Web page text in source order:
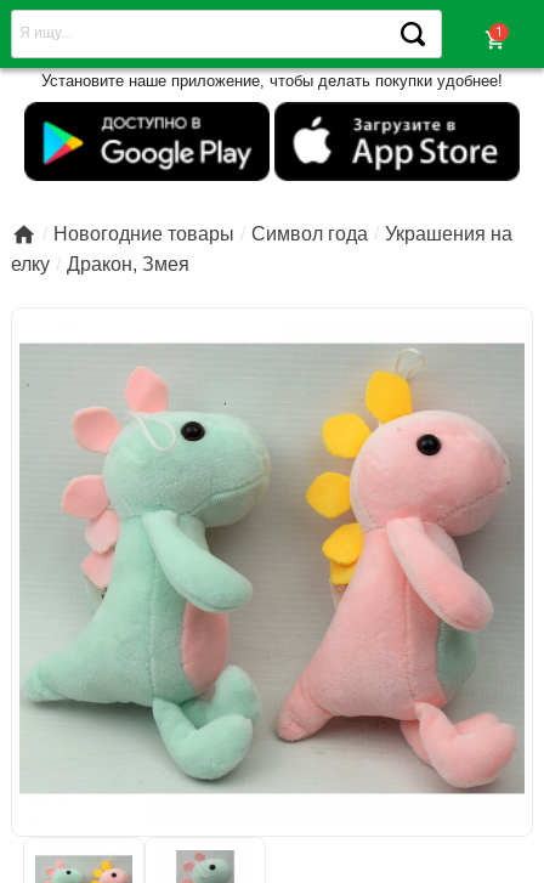
shopping_cart
Установите наше приложение, чтобы делать покупки удобнее!
 Новогодние товары Символ года
Украшения на
елку
Дракон, Змея